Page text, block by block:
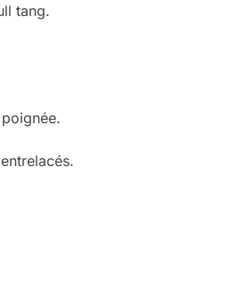
tang.